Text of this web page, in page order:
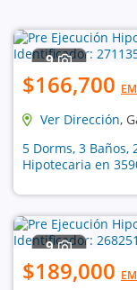
9
$166,700
Ver Dirección,
5 Dorms, 3 Baños,
Hipotecaria en
9
$189,000